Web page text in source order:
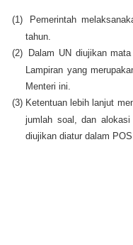
(1)
Pemerintah
tahun.
(2) Dalam UN diujikan
Lampiran yang
Menteri ini.
(3) Ketentuan lebih lanjut
jumlah soal, dan
diujikan diatur dalam POS